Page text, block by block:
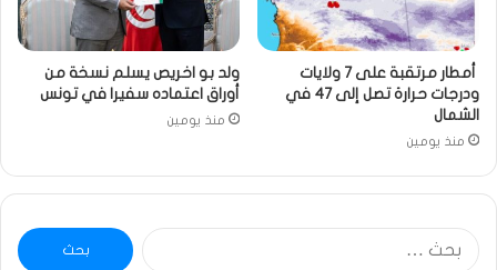
أمطار مرتقبة على 7 ولايات
ودرجات حرارة تصل إلى 47 في
الشمال
منذ يومين
ولد بو اخريص يسلم نسخة من
أوراق اعتماده سفيرا في تونس
منذ يومين
البحث
عن: